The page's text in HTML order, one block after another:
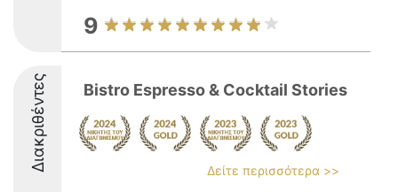
9
Διακριθέντες Bistro Espresso & Cocktail Stories
Δείτε περισσότερα >>